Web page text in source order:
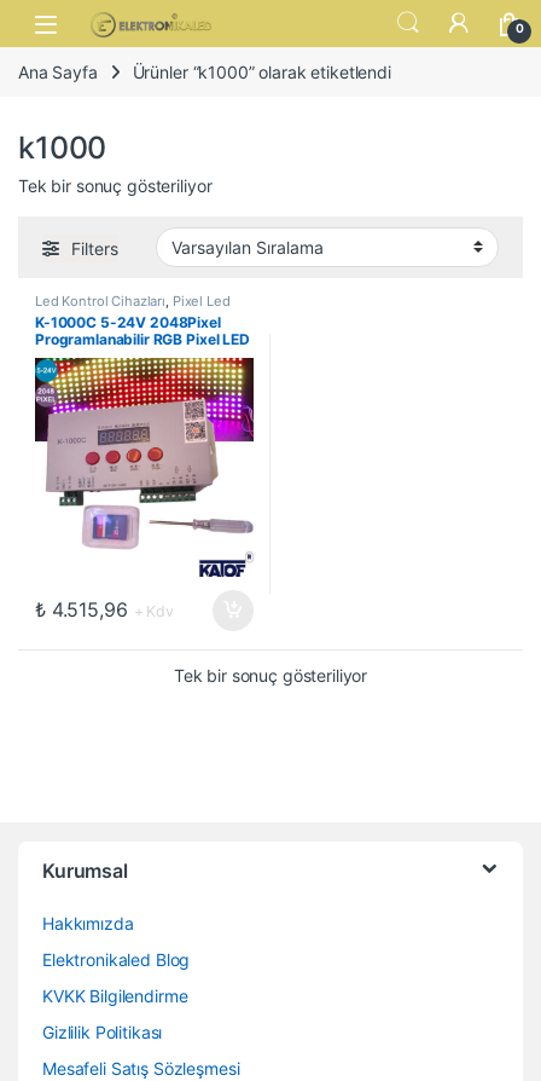
Skip to navigation
Skip to content
Open 0
Ana Sayfa Ürünler “k1000” olarak etiketlendi
k1000
Tek bir sonuç gösteriliyor
Filters
Led Kontrol Cihazları Pixel Led
Kontrol Cihazları
K-1000C 5-24V 2048Pixel
Programlanabilir RGB Pixel LED
Kontrol Cihazı
₺4.515,96 + Kdv
Tek bir sonuç gösteriliyor
Kurumsal
Hakkımızda
Elektronikaled Blog
KVKK Bilgilendirme
Gizlilik Politikası
Mesafeli Satış Sözleşmesi